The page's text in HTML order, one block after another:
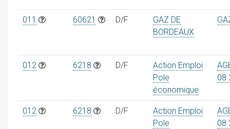
011 60621 D/F
GAZ DE
BORDEAUX
012 6218 D/F
Action Emploi
Pole
économique
08
012 6218 D/F
Action Emploi
Pole
08